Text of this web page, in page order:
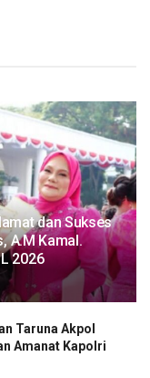
dan Sukses
A.M Kamal.
2026
Taruna Akpol
Amanat Kapolri